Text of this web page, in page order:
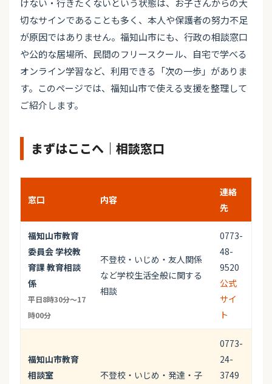
けない・行きたくないという状態は、お子さんからの大
切なサインであることも多く、本人や保護者の努力不足
が原因ではありません。福知山市にも、行政の相談窓口
や公的な居場所、民間のフリースクール、自宅で学べる
オンライン学習など、利用できる「次の一歩」がありま
す。このページでは、福知山市で使える支援を整理して
ご紹介します。
まずはここへ｜相談窓口
窓口 内容
連絡
先
福知山市教育
委員会 学校教
育課 教育相談
係
平日8時30分～17
時00分
不登校・いじめ・友人関係
など学校生活全般に関する
相談
0773-
48-
9520
公式
サイ
ト
福知山市教育
相談室
不登校・いじめ・発達・子
0773-
24-
3749